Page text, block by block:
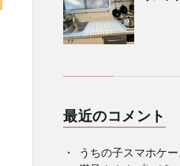
最近のコメント
うちの子スマホケ